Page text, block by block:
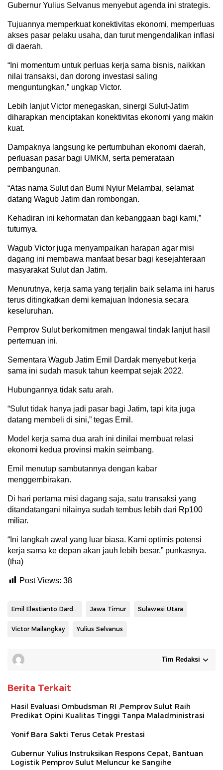
Gubernur Yulius Selvanus menyebut agenda ini strategis.
Tujuannya memperkuat konektivitas ekonomi, memperluas
akses pasar pelaku usaha, dan turut mengendalikan inflasi
di daerah.
“Ini momentum untuk perluas kerja sama bisnis, naikkan
nilai transaksi, dan dorong investasi saling
menguntungkan,” ungkap Victor.
Lebih lanjut Victor menegaskan, sinergi Sulut-Jatim
diharapkan menciptakan konektivitas ekonomi yang makin
kuat.
Dampaknya langsung ke pertumbuhan ekonomi daerah,
perluasan pasar bagi UMKM, serta pemerataan
pembangunan.
“Atas nama Sulut dan Bumi Nyiur Melambai, selamat
datang Wagub Jatim dan rombongan.
Kehadiran ini kehormatan dan kebanggaan bagi kami,”
tuturnya.
Wagub Victor juga menyampaikan harapan agar misi
dagang ini membawa manfaat besar bagi kesejahteraan
masyarakat Sulut dan Jatim.
Menurutnya, kerja sama yang terjalin baik selama ini harus
terus ditingkatkan demi kemajuan Indonesia secara
keseluruhan.
Pemprov Sulut berkomitmen mengawal tindak lanjut hasil
pertemuan ini.
Sementara Wagub Jatim Emil Dardak menyebut kerja
sama ini sudah masuk tahun keempat sejak 2022.
Hubungannya tidak satu arah.
“Sulut tidak hanya jadi pasar bagi Jatim, tapi kita juga
datang membeli di sini,” tegas Emil.
Model kerja sama dua arah ini dinilai membuat relasi
ekonomi kedua provinsi makin seimbang.
Emil menutup sambutannya dengan kabar
menggembirakan.
Di hari pertama misi dagang saja, satu transaksi yang
ditandatangani nilainya sudah tembus lebih dari Rp100
miliar.
“Ini langkah awal yang luar biasa. Kami optimis potensi
kerja sama ke depan akan jauh lebih besar,” punkasnya.
(tha)
Post Views: 38
Emil Elestianto Dardak Jawa Timur Sulawesi Utara
Victor Mailangkay Yulius Selvanus
Tim Redaksi
Berita Terkait
Hasil Evaluasi Ombudsman RI ,Pemprov Sulut Raih
Predikat Opini Kualitas Tinggi Tanpa Maladministrasi
Yonif Bara Sakti Terus Cetak Prestasi
Gubernur Yulius Instruksikan Respons Cepat, Bantuan
Logistik Pemprov Sulut Meluncur ke Sangihe